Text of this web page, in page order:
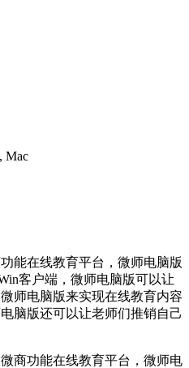
Mac
能在线教育平台，微师电脑版
客户端，微师电脑版可以让
师电脑版来实现在线教育内容
脑版还可以让老师们推销自己
商功能在线教育平台，微师电